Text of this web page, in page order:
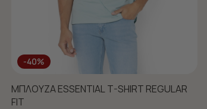
-40%
ΜΠΛΟΥΖΑ ESSENTIAL T-SHIRT REGULAR
FIT